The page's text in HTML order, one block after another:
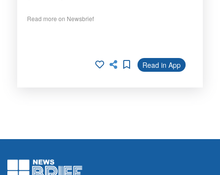
Read more on Newsbrief
Read in App